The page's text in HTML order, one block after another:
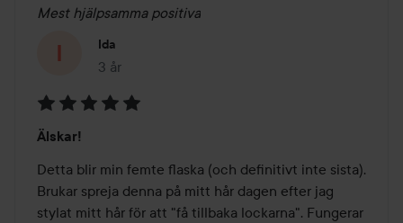
Mest hjälpsamma positiva
Ida
3 år
Inlägget skapades 3 år
5
av
5
Älskar!
Detta blir min femte flaska (och definitivt inte sista).
Brukar spreja denna på mitt hår dagen efter jag
stylat mitt hår för att "få tillbaka lockarna". Fungerar